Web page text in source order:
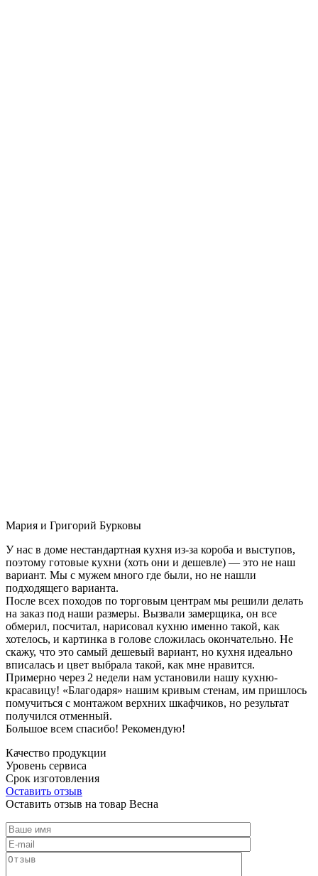
Мария и Григорий Бурковы
У нас в доме нестандартная кухня из-за короба и выступов,
поэтому готовые кухни (хоть они и дешевле) — это не наш
вариант. Мы с мужем много где были, но не нашли
подходящего варианта.
После всех походов по торговым центрам мы решили делать
на заказ под наши размеры. Вызвали замерщика, он все
обмерил, посчитал, нарисовал кухню именно такой, как
хотелось, и картинка в голове сложилась окончательно. Не
скажу, что это самый дешевый вариант, но кухня идеально
вписалась и цвет выбрала такой, как мне нравится.
Примерно через 2 недели нам установили нашу кухню-
красавицу! «Благодаря» нашим кривым стенам, им пришлось
помучиться с монтажом верхних шкафчиков, но результат
получился отменный.
Большое всем спасибо! Рекомендую!
Качество продукции
Уровень сервиса
Срок изготовления
Оставить отзыв
Оставить отзыв на товар Весна